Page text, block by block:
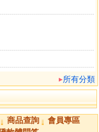
所有分類
商品查詢
會員專區